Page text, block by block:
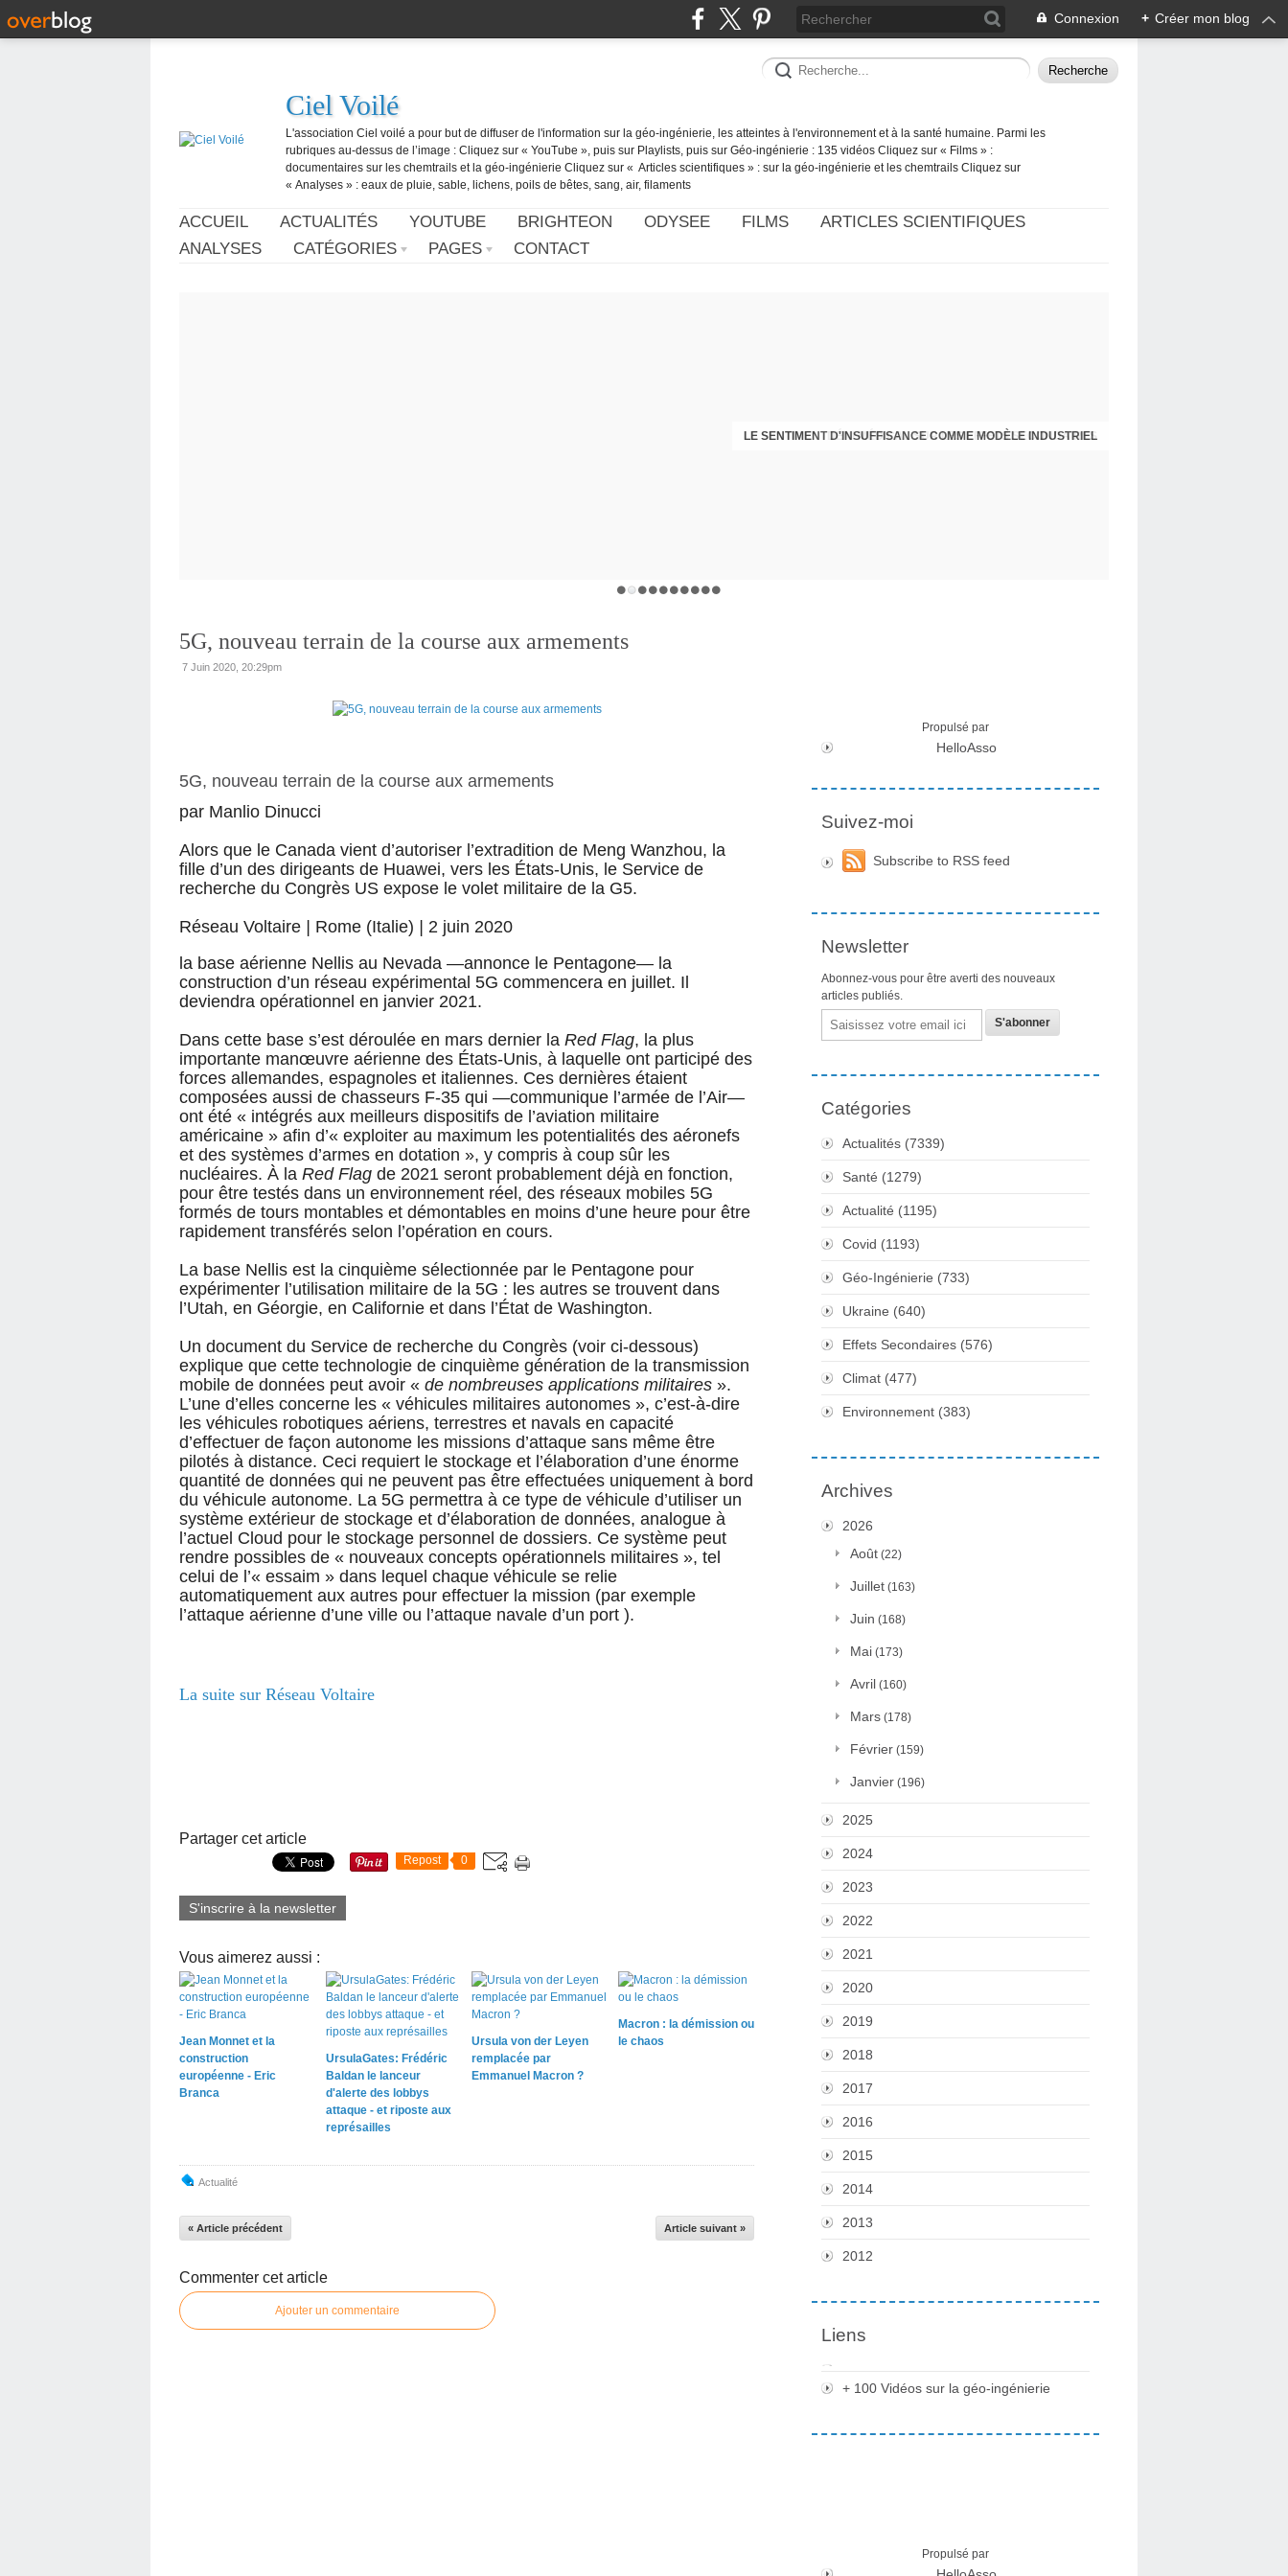
Connexion + Créer mon blog
Ciel Voilé
L'association Ciel voilé a pour but de diffuser de l'information sur la géo-ingénierie, les atteintes à l'environnement et à la santé humaine. Parmi les
rubriques au-dessus de l’image : Cliquez sur « YouTube », puis sur Playlists, puis sur Géo-ingénierie : 135 vidéos Cliquez sur « Films » :
documentaires sur les chemtrails et la géo-ingénierie Cliquez sur « Articles scientifiques » : sur la géo-ingénierie et les chemtrails Cliquez sur
« Analyses » : eaux de pluie, sable, lichens, poils de bêtes, sang, air, filaments
ACCUEIL ACTUALITÉS YOUTUBE BRIGHTEON ODYSEE FILMS
ARTICLES SCIENTIFIQUES
ANALYSES
CATÉGORIES PAGES CONTACT
LE SENTIMENT D'INSUFFISANCE COMME MODÈLE INDUSTRIEL
DÉNI MÉDICAL SUR LES EFFETS SECONDAIRES
5G, nouveau terrain de la course aux armements
7 Juin 2020, 20:29pm
5G, nouveau terrain de la course aux armements
par Manlio Dinucci
Alors que le Canada vient d’autoriser l’extradition de Meng Wanzhou, la
fille d’un des dirigeants de Huawei, vers les États-Unis, le Service de
recherche du Congrès US expose le volet militaire de la G5.
Réseau Voltaire
Rome (Italie)
2 juin 2020
la base aérienne Nellis au Nevada —annonce le Pentagone— la
construction d’un réseau expérimental 5G commencera en juillet. Il
deviendra opérationnel en janvier 2021.
Dans cette base s’est déroulée en mars dernier la Red Flag, la plus
importante manœuvre aérienne des États-Unis, à laquelle ont participé des
forces allemandes, espagnoles et italiennes. Ces dernières étaient
composées aussi de chasseurs F-35 qui —communique l’armée de l’Air—
ont été « intégrés aux meilleurs dispositifs de l’aviation militaire
américaine » afin d’« exploiter au maximum les potentialités des aéronefs
et des systèmes d’armes en dotation », y compris à coup sûr les
nucléaires. À la Red Flag de 2021 seront probablement déjà en fonction,
pour être testés dans un environnement réel, des réseaux mobiles 5G
formés de tours montables et démontables en moins d’une heure pour être
rapidement transférés selon l’opération en cours.
La base Nellis est la cinquième sélectionnée par le Pentagone pour
expérimenter l’utilisation militaire de la 5G : les autres se trouvent dans
l’Utah, en Géorgie, en Californie et dans l’État de Washington.
Un document du Service de recherche du Congrès (voir ci-dessous)
explique que cette technologie de cinquième génération de la transmission
mobile de données peut avoir « de nombreuses applications militaires ».
L’une d’elles concerne les « véhicules militaires autonomes », c’est-à-dire
les véhicules robotiques aériens, terrestres et navals en capacité
d’effectuer de façon autonome les missions d’attaque sans même être
pilotés à distance. Ceci requiert le stockage et l’élaboration d’une énorme
quantité de données qui ne peuvent pas être effectuées uniquement à bord
du véhicule autonome. La 5G permettra à ce type de véhicule d’utiliser un
système extérieur de stockage et d’élaboration de données, analogue à
l’actuel Cloud pour le stockage personnel de dossiers. Ce système peut
rendre possibles de « nouveaux concepts opérationnels militaires », tel
celui de l’« essaim » dans lequel chaque véhicule se relie
automatiquement aux autres pour effectuer la mission (par exemple
l’attaque aérienne d’une ville ou l’attaque navale d’un port ).
La suite sur Réseau Voltaire
Partager cet article
Repost 0
S'inscrire à la newsletter
Vous aimerez aussi :
Jean Monnet et la
construction
européenne - Eric
Branca
UrsulaGates: Frédéric
Baldan le lanceur
d'alerte des lobbys
attaque - et riposte aux
représailles
Ursula von der Leyen
remplacée par
Emmanuel Macron ?
Macron : la démission ou
le chaos
Actualité
« Article précédent Article suivant »
Commenter cet article
Ajouter un commentaire
Propulsé par
HelloAsso
Suivez-moi
Subscribe to RSS feed
Newsletter
Abonnez-vous pour être averti des nouveaux
articles publiés.
Email
Catégories
Actualités (7339)
Santé (1279)
Actualité (1195)
Covid (1193)
Géo-Ingénierie (733)
Ukraine (640)
Effets Secondaires (576)
Climat (477)
Environnement (383)
Archives
2026
Août (22)
Juillet (163)
Juin (168)
Mai (173)
Avril (160)
Mars (178)
Février (159)
Janvier (196)
2025
2024
2023
2022
2021
2020
2019
2018
2017
2016
2015
2014
2013
2012
Liens
+ 100 Vidéos sur la géo-ingénierie
Propulsé par